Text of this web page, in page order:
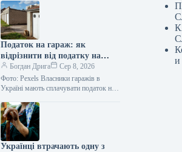
Податок на гараж: як
відрізнити від податку на
житло
Богдан Дрига
Сер 8, 2026
Фото: Pexels Власники гаражів в
Україні мають сплачувати податок на
площі для гаражів немає – податок…
Українці втрачають одну з
и